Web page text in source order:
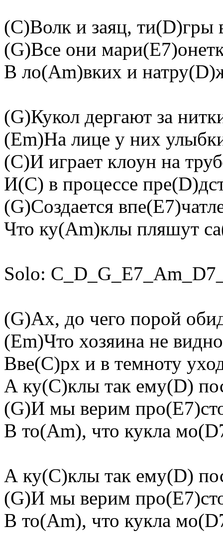
(C)Волк и заяц, ти(D)гры
(G)Все они
В ло(Am)вких и
(G)Кукол дергают за
(Em)На лице у них
(C)И играет клоун на
И(C) в процессе
(G)Создается
Что ку(Am)клы пляшут
Solo:
(G)Ах, до чего порой
(Em)Что хозяина не
Вве(C)рх и в темноту
А ку(C)клы так ему(D)
(G)И мы верим
В то(Am), что кукла
А ку(C)клы так ему(D)
(G)И мы верим
В то(Am), что кукла